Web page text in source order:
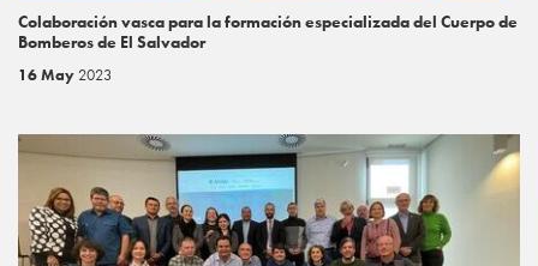
Colaboración vasca para la formación especializada del Cuerpo de
Bomberos de El Salvador
16 May 2023